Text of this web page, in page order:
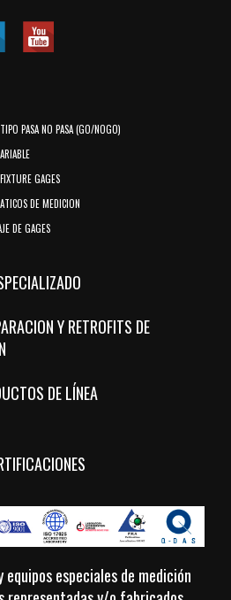
PASA NO PASA (GO/NOGO)
GAGES
DE MEDICION
DE GAGES
Y RETROFITS DE
DE LÍNEA
especiales de medición